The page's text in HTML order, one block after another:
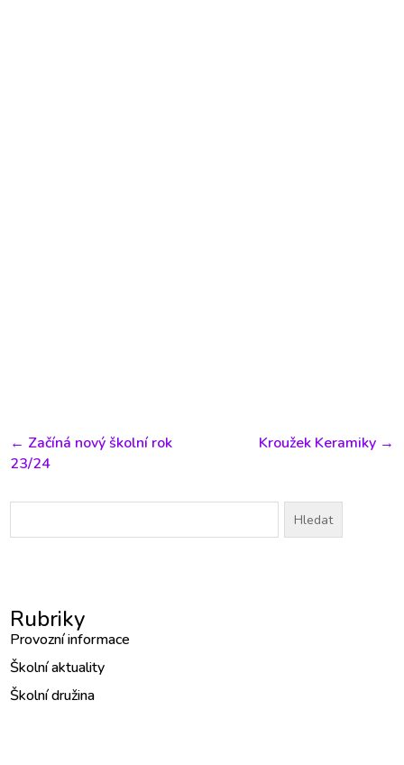
← Začíná nový školní rok
23/24
Kroužek Keramiky→
Vyhledávání
Rubriky
Provozní informace
Školní aktuality
Školní družina